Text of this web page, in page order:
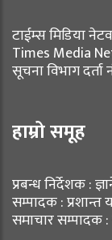
टाईम्स मिडिया
Times Media
सूचना विभाग दर्ता
हाम्रो समूह
प्रबन्ध निर्देशक :
सम्पादक : प्रशान्त
समाचार सम्पादक